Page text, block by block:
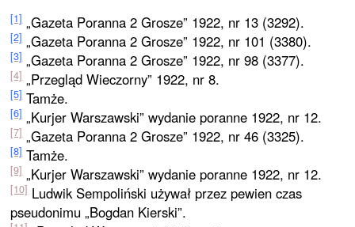
[1]„Gazeta Poranna 2 Grosze” 1922, nr 13 (3292).
[2]„Gazeta Poranna 2 Grosze” 1922, nr 101 (3380).
[3]„Gazeta Poranna 2 Grosze” 1922, nr 98 (3377).
[4]„Przegląd Wieczorny” 1922, nr 8.
[5]Tamże.
[6]„Kurjer Warszawski” wydanie poranne 1922, nr 12.
[7]„Gazeta Poranna 2 Grosze” 1922, nr 46 (3325).
[8]Tamże.
[9]„Kurjer Warszawski” wydanie poranne 1922, nr 12.
[10]Ludwik Sempoliński używał przez pewien czas
pseudonimu „Bogdan Kierski”.